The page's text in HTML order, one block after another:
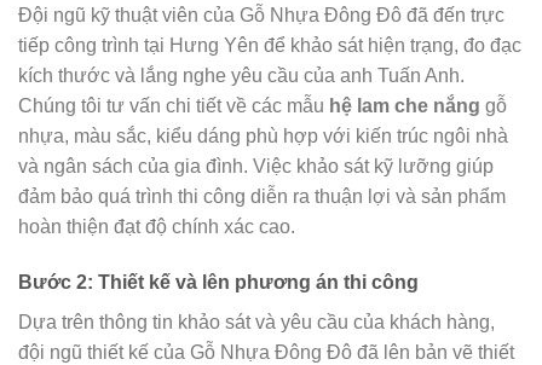
Đội ngũ kỹ thuật viên của Gỗ Nhựa Đông Đô đã đến trực
tiếp công trình tại Hưng Yên để khảo sát hiện trạng, đo đạc
kích thước và lắng nghe yêu cầu của anh Tuấn Anh.
Chúng tôi tư vấn chi tiết về các mẫu hệ lam che nắng gỗ
nhựa, màu sắc, kiểu dáng phù hợp với kiến trúc ngôi nhà
và ngân sách của gia đình. Việc khảo sát kỹ lưỡng giúp
đảm bảo quá trình thi công diễn ra thuận lợi và sản phẩm
hoàn thiện đạt độ chính xác cao.
Bước 2: Thiết kế và lên phương án thi công
Dựa trên thông tin khảo sát và yêu cầu của khách hàng,
đội ngũ thiết kế của Gỗ Nhựa Đông Đô đã lên bản vẽ thiết